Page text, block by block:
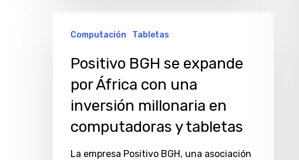
BGH
África
Computación Tabletas
Positivo BGH se expande
por África con una
inversión millonaria en
computadoras y tabletas
La empresa Positivo BGH, una asociación